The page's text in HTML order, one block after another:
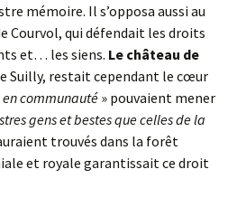
mémoire. Il s’opposa aussi au
Courvol, qui défendait les droits
et… les siens. Le château de
Suilly, restait cependant le cœur
communauté» pouvaient mener
gens et bestes que celles de la
trouvés dans la forêt
et royale garantissait ce droit